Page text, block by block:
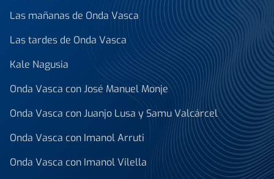
Las mañanas de Onda Vasca
Las tardes de Onda Vasca
Kale Nagusia
Onda Vasca con José Manuel Monje
Onda Vasca con Juanjo Lusa y Samu Valcárcel
Onda Vasca con Imanol Arruti
Onda Vasca con Imanol Vilella